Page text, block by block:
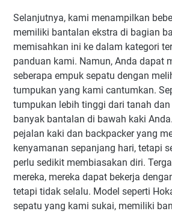
Selanjutnya, kami menampilkan
memiliki bantalan ekstra di bagian
memisahkan ini ke dalam kategori
panduan kami. Namun, Anda dapat
seberapa empuk sepatu dengan
tumpukan yang kami cantumkan.
tumpukan lebih tinggi dari tanah
banyak bantalan di bawah kaki
pejalan kaki dan backpacker yang
kenyamanan sepanjang hari, tetapi
perlu sedikit membiasakan diri.
mereka, mereka dapat bekerja
tetapi tidak selalu. Model seperti
sepatu yang kami sukai, memiliki